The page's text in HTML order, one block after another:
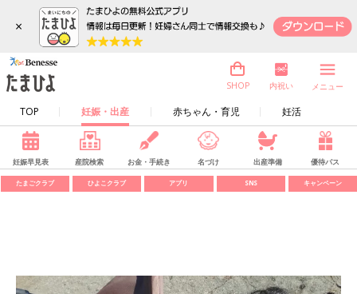
×
TOP 妊娠・出産 赤ちゃん・育児 妊活
SHOP 内祝い メニュー
妊娠早見表 産院検索 お金・手続き 名づけ 出産準備 優待パス
たまごクラブ ひよこクラブ アプリ SNS キャンペーン